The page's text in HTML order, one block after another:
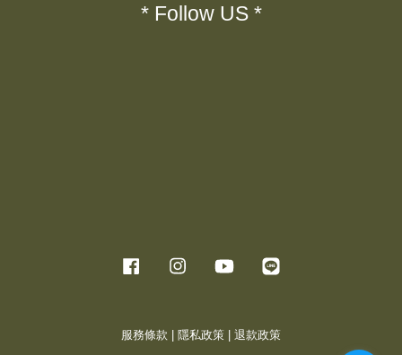
* Follow US *
Facebook Instagram YouTube
服務條款 隱私政策 退款政策